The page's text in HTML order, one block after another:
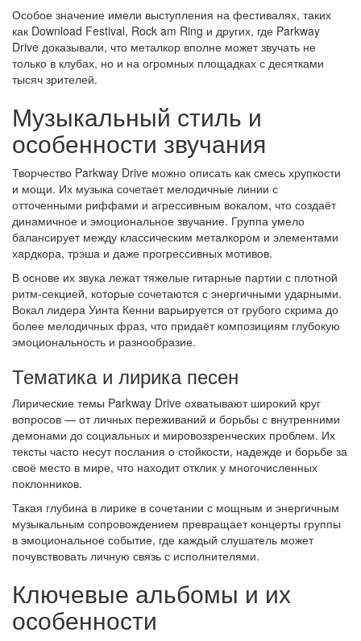
Особое значение имели выступления на фестивалях, таких
как Download Festival, Rock am Ring и других, где Parkway
Drive доказывали, что металкор вполне может звучать не
только в клубах, но и на огромных площадках с десятками
тысяч зрителей.
Музыкальный стиль и
особенности звучания
Творчество Parkway Drive можно описать как смесь хрупкости
и мощи. Их музыка сочетает мелодичные линии с
отточенными риффами и агрессивным вокалом, что создаёт
динамичное и эмоциональное звучание. Группа умело
балансирует между классическим металкором и элементами
хардкора, трэша и даже прогрессивных мотивов.
В основе их звука лежат тяжелые гитарные партии с плотной
ритм-секцией, которые сочетаются с энергичными ударными.
Вокал лидера Уинта Кенни варьируется от грубого скрима до
более мелодичных фраз, что придаёт композициям глубокую
эмоциональность и разнообразие.
Тематика и лирика песен
Лирические темы Parkway Drive охватывают широкий круг
вопросов — от личных переживаний и борьбы с внутренними
демонами до социальных и мировоззренческих проблем. Их
тексты часто несут послания о стойкости, надежде и борьбе за
своё место в мире, что находит отклик у многочисленных
поклонников.
Такая глубина в лирике в сочетании с мощным и энергичным
музыкальным сопровождением превращает концерты группы
в эмоциональное событие, где каждый слушатель может
почувствовать личную связь с исполнителями.
Ключевые альбомы и их
особенности